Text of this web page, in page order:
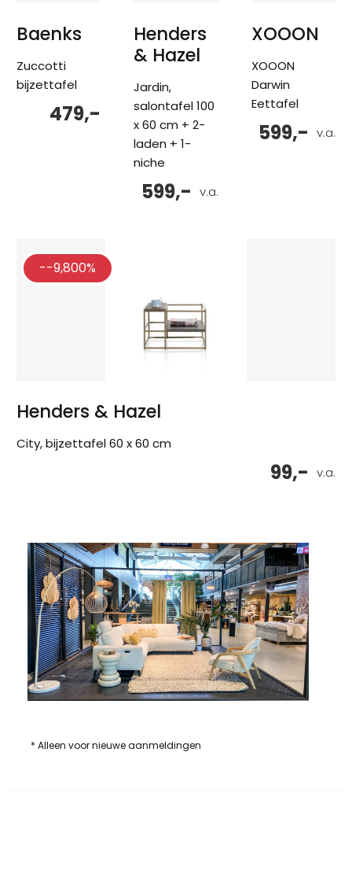
Baenks
Zuccotti
bijzettafel
479,-
Henders
& Hazel
Jardin,
salontafel 100
x 60 cm + 2-
laden + 1-
niche
v.a.
599,-
XOOON
XOOON
Darwin
Eettafel
v.a.
599,-
--9,800%
Henders & Hazel
City, bijzettafel 60 x 60 cm
v.a.
99,-
* Alleen voor nieuwe aanmeldingen